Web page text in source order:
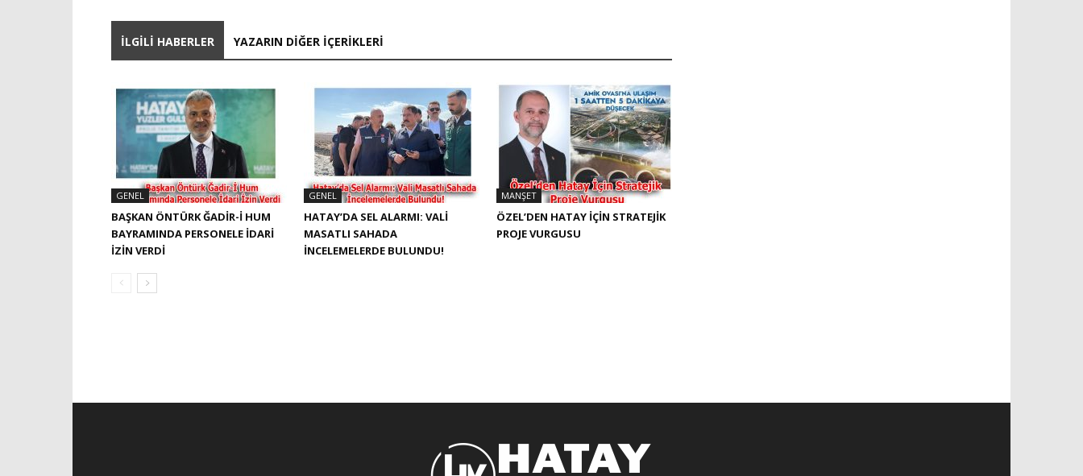
İLGILI HABERLER YAZARIN DIĞER İÇERIKLERI
GENEL
BAŞKAN ÖNTÜRK ĞADIR-İ HUM
BAYRAMINDA PERSONELE İDARI
İZIN VERDI
GENEL
HATAY’DA SEL ALARMI: VALI
MASATLI SAHADA
İNCELEMELERDE BULUNDU!
MANŞET
ÖZEL’DEN HATAY İÇIN STRATEJIK
PROJE VURGUSU